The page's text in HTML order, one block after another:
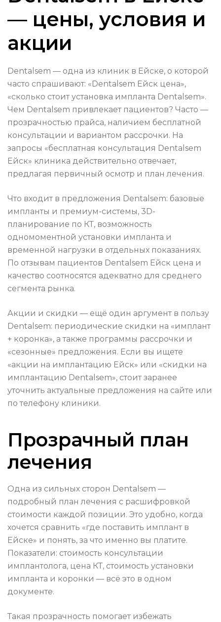
— цены, условия и
акции
Dentalsem — одна из клиник в Ейске, о которой
часто спрашивают: «Dentalsem Ейск цена»,
«сколько стоит установка импланта Dentalsem».
Чем Dentalsem привлекает пациентов? Часто —
прозрачностью прайса, наличием бесплатной
консультации и вариантом рассрочки. На
запросы «бесплатная консультация Dentalsem
Ейск» клиника действительно отвечает,
предлагая первичный осмотр и план лечения.
Что входит в предложения Dentalsem: базовые
импланты и премиум-системы, 3D-
планирование по КТ, возможность
одномоментной установки импланта и
временной нагрузки в отдельных показаниях.
По отзывам пациентов Dentalsem Ейск цена и
качество соотносятся адекватно для среднего
сегмента рынка.
Акции и скидки — ещё один аргумент в пользу
Dentalsem: периодические скидки на «имплант
+ коронка», а также программы рассрочки и
«сезонные» предложения. Если вы ищете
«акции на имплантацию Ейск» или «скидки на
имплантацию Dentalsem», стоит заранее
уточнить актуальные предложения на сайте или
по телефону клиники.
Прозрачный план
лечения
Одна из сильных сторон Dentalsem —
подробный план лечения с расшифровкой
стоимости каждой позиции. Это удобно, когда
хочется сравнить «где поставить имплант в
Ейске» и понять, за что именно вы платите.
Показатели: стоимость консультации
имплантолога, цена КТ, стоимость установки
импланта и коронки — всё это в одном
документе.
Такая прозрачность помогает избежать